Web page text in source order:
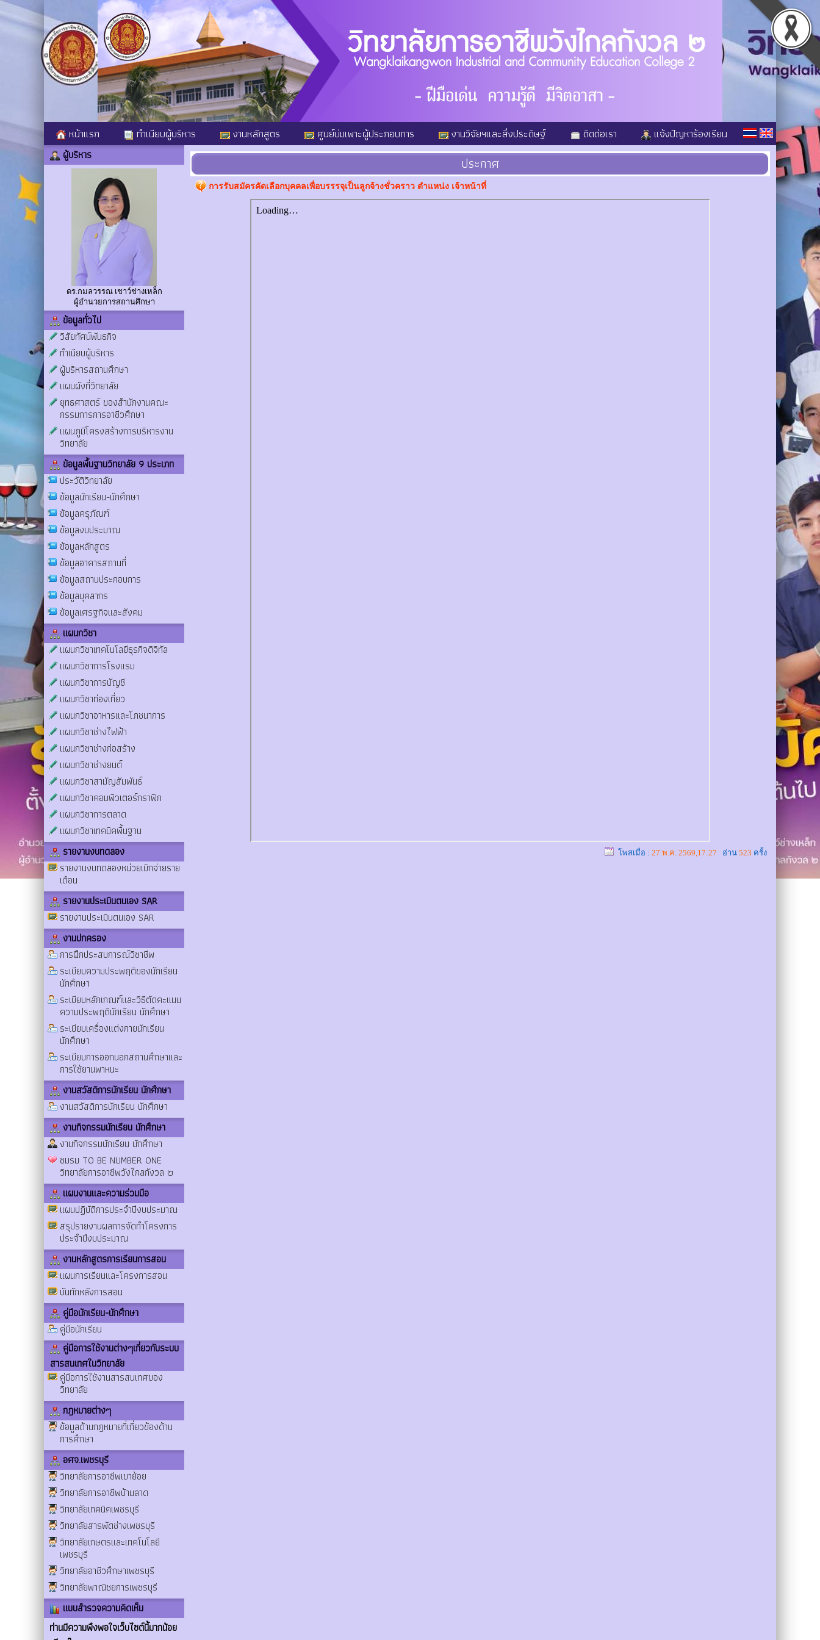
หน้าแรก ทำเนียบผู้บริหาร งานหลักสูตร ศูนย์บ่มเพาะผู้ประกอบการ งานวิจัยฯและสิ่งประดิษฐ์ ติดต่อเรา แจ้งปัญหาร้องเรียน
ผู้บริหาร
ดร.กมลวรรณ เชาว์ช่างเหล็ก
ผู้อำนวยการสถานศึกษา
ข้อมูลทั่วไป
วิสัยทัศน์พันธกิจ
ทำเนียบผู้บริหาร
ผู้บริหารสถานศึกษา
แผนผังที่วิทยาลัย
ยุทธศาสตร์ ของสำนักงานคณะ
กรรมการการอาชีวศึกษา
แผนภูมิโครงสร้างการบริหารงาน
วิทยาลัย
ข้อมูลพื้นฐานวิทยาลัย 9 ประเภท
ประวัติวิทยาลัย
ข้อมูลนักเรียน-นักศึกษา
ข้อมูลครุภัณฑ์
ข้อมูลงบประมาณ
ข้อมูลหลักสูตร
ข้อมูลอาคารสถานที่
ข้อมูลสถานประกอบการ
ข้อมูลบุคลากร
ข้อมูลเศรฐกิจและสังคม
แผนกวิชา
แผนกวิชาเทคโนโลยีธุรกิจดิจิทัล
แผนกวิชาการโรงแรม
แผนกวิชาการบัญชี
แผนกวิชาท่องเที่ยว
แผนกวิชาอาหารและโภชนาการ
แผนกวิชาช่างไฟฟ้า
แผนกวิชาช่างก่อสร้าง
แผนกวิชาช่างยนต์
แผนกวิชาสามัญสัมพันธ์
แผนกวิชาคอมพิวเตอร์กราฟิก
แผนกวิชาการตลาด
แผนกวิชาเทคนิคพื้นฐาน
รายงานงบทดลอง
รายงานงบทดลองหน่วยเบิกจ่ายราย
เดือน
รายงานประเมินตนเอง SAR
รายงานประเมินตนเอง SAR
งานปกครอง
การฝึกประสบการณ์วิชาชีพ
ระเบียบความประพฤติของนักเรียน
นักศึกษา
ระเบียบหลักเกณฑ์และวิธีตัดคะแนน
ความประพฤตินักเรียน นักศึกษา
ระเบียบเครื่องแต่งกายนักเรียน
นักศึกษา
ระเบียบการออกนอกสถานศึกษาและ
การใช้ยานพาหนะ
งานสวัสดิการนักเรียน นักศึกษา
งานสวัสดิการนักเรียน นักศึกษา
งานกิจกรรมนักเรียน นักศึกษา
งานกิจกรรมนักเรียน นักศึกษา
ชมรม TO BE NUMBER ONE
วิทยาลัยการอาชีพวังไกลกังวล ๒
แผนงานและความร่วมมือ
แผนปฏิบัติการประจำปีงบประมาณ
สรุปรายงานผลการจัดทำโครงการ
ประจำปีงบประมาณ
งานหลักสูตรการเรียนการสอน
แผนการเรียนและโครงการสอน
บันทักหลังการสอน
คู่มือนักเรียน-นักศึกษา
คู่มือนักเรียน
คู่มือการใช้งานต่างๆเกี่ยวกับระบบ
สารสนเทศในวิทยาลัย
คู่มือการใช้งานสารสนเทศของ
วิทยาลัย
กฎหมายต่างๆ
ข้อมูลด้านกฎหมายที่เกี่ยวข้องด้าน
การศึกษา
อศจ.เพชรบุรี
วิทยาลัยการอาชีพเขาย้อย
วิทยาลัยการอาชีพบ้านลาด
วิทยาลัยเทคนิคเพชรบุรี
วิทยาลัยสารพัดช่างเพชรบุรี
วิทยาลัยเกษตรและเทคโนโลยี
เพชรบุรี
วิทยาลัยอาชีวศึกษาเพชรบุรี
วิทยาลัยพาณิชยการเพชรบุรี
แบบสำรวจความคิดเห็น
ท่านมีความพึงพอใจเว็บไซต์นี้มากน้อย
ประกาศ
การรับสมัครคัดเลือกบุคคลเพื่อบรรรจุเป็นลูกจ้างชั่วคราว ตำแหน่ง เจ้าหน้าที่
โพสเมื่อ : 27 พ.ค. 2569,17:27 อ่าน 523 ครั้ง